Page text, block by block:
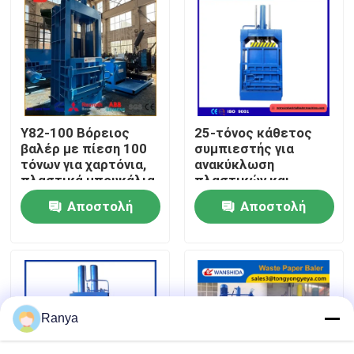
περιοδεία στο εργοστάσιο
Έλεγχος ποιότητας
Επικοινωνήστε μαζί μας
Ειδήσεις
Ζητήστε μια προσφορά
Βιομηχανική μηχανή πρεσών
Y82-100 Βόρειος
βαλέρ με πίεση 100
τόνων για χαρτόνια,
πλαστικά μπουκάλια
και απορρίμματα
χαρτιούΑποστολή
25-τόνος κάθετος
συμπιεστής για
ανακύκλωση
πλαστικών και
ελαφρών χαλύβδινων
βαρελιώνΑποστολή
Ranya